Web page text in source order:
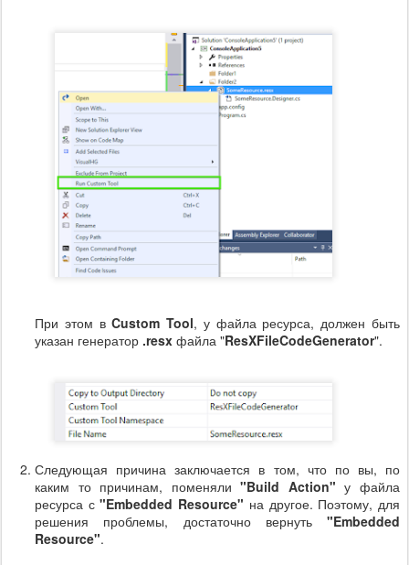
При этом вCustom Tool, у файла ресурса, должен быть
указан генератор .resx файла "ResXFileCodeGenerator".
Следующая причина заключается в том, что по вы, по
каким то причинам, поменяли"Build Action" у файла
ресурса с"Embedded Resource" на другое. Поэтому, для
решения проблемы, достаточно вернуть "Embedded
Resource".